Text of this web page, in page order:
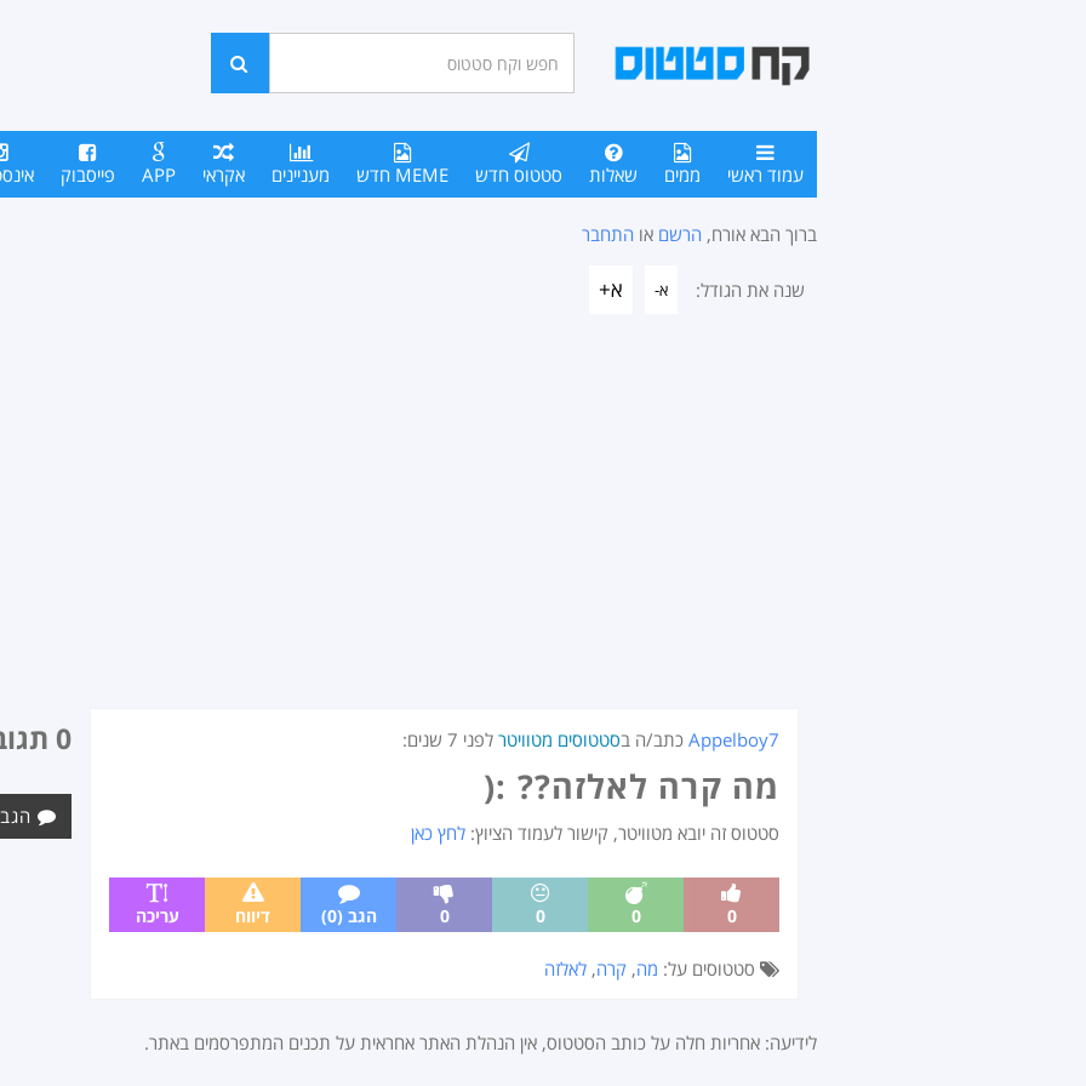
סטטוסים
חפש
עמוד ראשי ממים שאלות סטטוס חדש MEME חדש מעניינים אקראי APP פייסבוק
ברוך הבא אורח, הרשם או התחבר
שנה את הגודל: א- א+
Appelboy7 כתב/ה בסטטוסים מטוויטר לפני 7 שנים :
מה קרה לאלזה?? :(
סטטוס זה יובא מטוויטר, קישור לעמוד הציוץ: לחץ כאן
0
0
0
0 הגב (0) דיווח עריכה
סטטוסים על: מה, קרה, לאלזה
0 תגובות
לידיעה: אחריות חלה על כותב הסטטוס, אין הנהלת האתר אחראית על תכנים המתפרסמים באתר.